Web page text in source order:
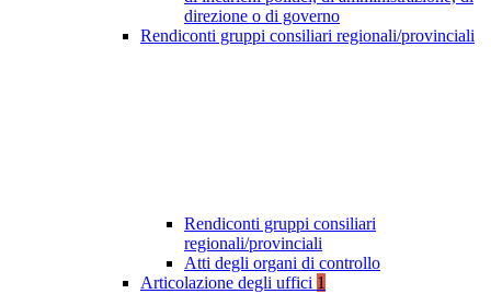
direzione o di governo
Rendiconti gruppi consiliari regionali/provinciali
Rendiconti gruppi consiliari
regionali/provinciali
Atti degli organi di controllo
Articolazione degli uffici 1